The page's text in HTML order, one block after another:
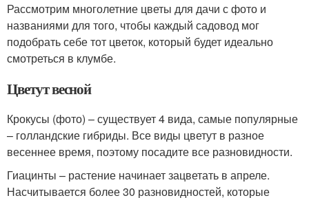
Рассмотрим многолетние цветы для дачи с фото и
названиями для того, чтобы каждый садовод мог
подобрать себе тот цветок, который будет идеально
смотреться в клумбе.
Цветут весной
Крокусы (фото) – существует 4 вида, самые популярные
– голландские гибриды. Все виды цветут в разное
весеннее время, поэтому посадите все разновидности.
Гиацинты – растение начинает зацветать в апреле.
Насчитывается более 30 разновидностей, которые